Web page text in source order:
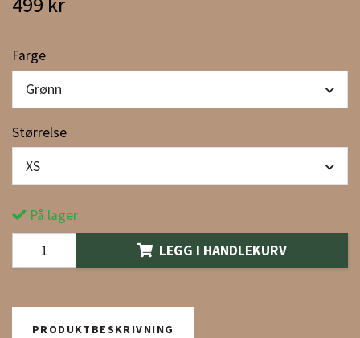
Farge
Grønn
Størrelse
XS
På lager
LEGG I HANDLEKURV
PRODUKTBESKRIVNING